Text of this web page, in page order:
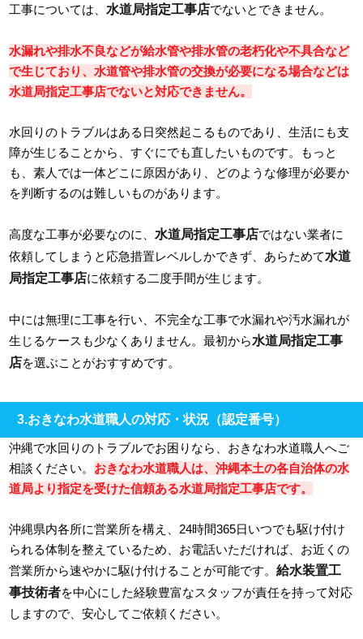
工事については、 水道局指定工事店でないとできません。
水漏れや排水不良などが給水管や排水管の老朽化や不具合など
で生じており、水道管や排水管の交換が必要になる場合などは
水道局指定工事店でないと対応できません。
水回りのトラブルはある日突然起こるものであり、生活にも支
障が生じることから、すぐにでも直したいものです。もっと
も、素人では一体どこに原因があり、どのような修理が必要か
を判断するのは難しいものがあります。
高度な工事が必要なのに、 水道局指定工事店ではない業者に
依頼してしまうと応急措置レベルしかできず、あらためて水道
局指定工事店に依頼する二度手間が生じます。
中には無理に工事を行い、不完全な工事で水漏れや汚水漏れが
生じるケースも少なくありません。最初から水道局指定工事
店を選ぶことがおすすめです。
3.おきなわ水道職人の対応・状況（認定番号）
沖縄で水回りのトラブルでお困りなら、おきなわ水道職人へご
相談ください。 おきなわ水道職人は、沖縄本土の各自治体の水
道局より指定を受けた信頼ある水道局指定工事店です。
沖縄県内各所に営業所を構え、24時間365日いつでも駆け付け
られる体制を整えているため、お電話いただければ、お近くの
営業所から速やかに駆け付けることが可能です。給水装置工
事技術者を中心にした経験豊富なスタッフが責任を持って対応
しますので、安心してご依頼ください。